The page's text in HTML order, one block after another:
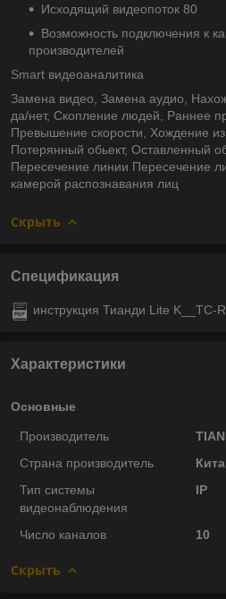
Исходящий видеопоток 80
Возможность подключения к
производителей
Smart видеоаналитика
Замена видео, Замена аудио,
да/нет, Скопление людей, Раннее
Превышение скорости, Хождение из
Потерянный обьект, Оставленный
Пересечение линии Пересечение
камерой распознавания лиц
Скрыть
Спецификация
инструкция Тианди Lite K__TC-
Характеристики
Основные
Производитель
Страна производитель
Тип системы
видеонаблюдения
IP
Число каналов 10
Скрыть